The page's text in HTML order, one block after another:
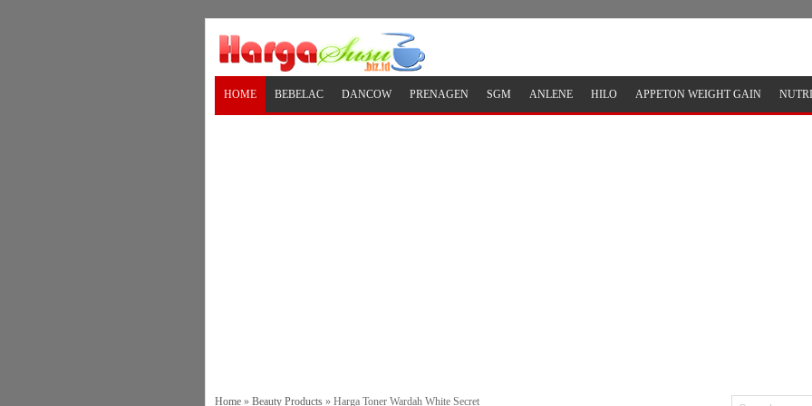
HOME BEBELAC DANCOW PRENAGEN SGM ANLENE HILO APPETON WEIGHT GAIN
Home » Beauty Products » Harga Toner Wardah White Secret